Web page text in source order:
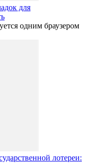
для
одним браузером
лотереи: